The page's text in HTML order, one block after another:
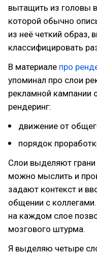
вытащить из головы
которой обычно
из неё четкий образ,
классифицировать
В материале про
упоминал про слои
рекламной кампании
рендеринг:
движение от
порядок
Слои выделяют
можно мыслить и
задают контекст и
общении с
на каждом слое
мозгового штурма.
Я выделяю четыре